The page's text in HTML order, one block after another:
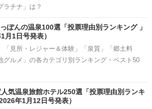
ラチナ」は？
ぽんの温泉100選「投票理由別ランキング 」
1月1日号発表）
「見所・レジャー＆体験」「泉質」「郷土料
グルメ」の各カテゴリ別ランキング・ベスト50
気温泉旅館ホテル250選「投票理由別ランキ
年1月12日号発表）